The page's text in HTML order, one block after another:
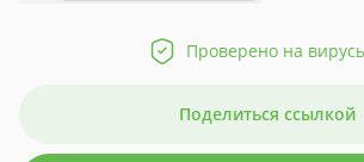
Проверено на
Поделиться ссылкой